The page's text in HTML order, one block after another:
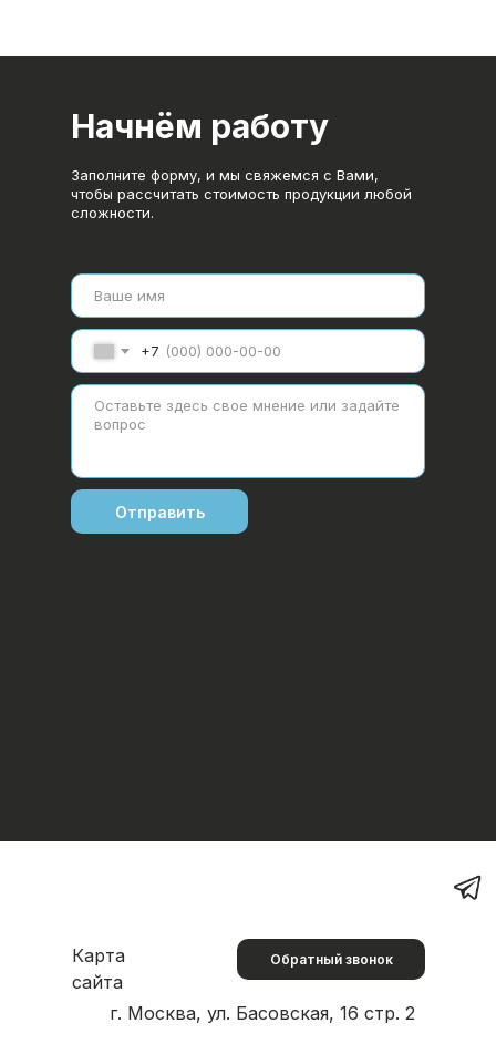
+7
Отправить
Начнём работу
Заполните форму, и мы свяжемся с Вами,
чтобы рассчитать стоимость продукции любой
сложности.
Обратный звонок
Карта
сайта
г. Москва, ул. Басовская, 16 стр. 2